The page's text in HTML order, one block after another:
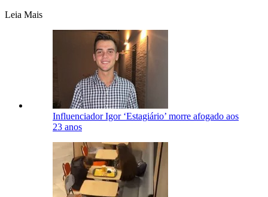
Leia Mais
Influenciador Igor ‘Estagiário’ morre afogado aos
23 anos